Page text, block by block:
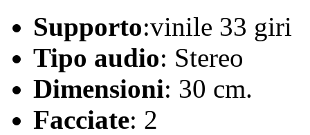
Supporto:vinile 33 giri
Tipo audio: Stereo
Dimensioni: 30 cm.
Facciate: 2